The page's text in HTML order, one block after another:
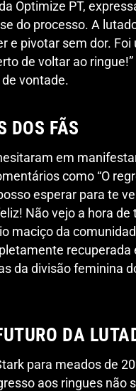
Optimize PT,
do processo. A
e pivotar sem dor. Foi
de voltar ao
vontade.
DOS FÃS
em
como “O
esperar para te
Não vejo a hora de
maciço da
recuperada
da divisão feminina
DA
para meados de
aos ringues não